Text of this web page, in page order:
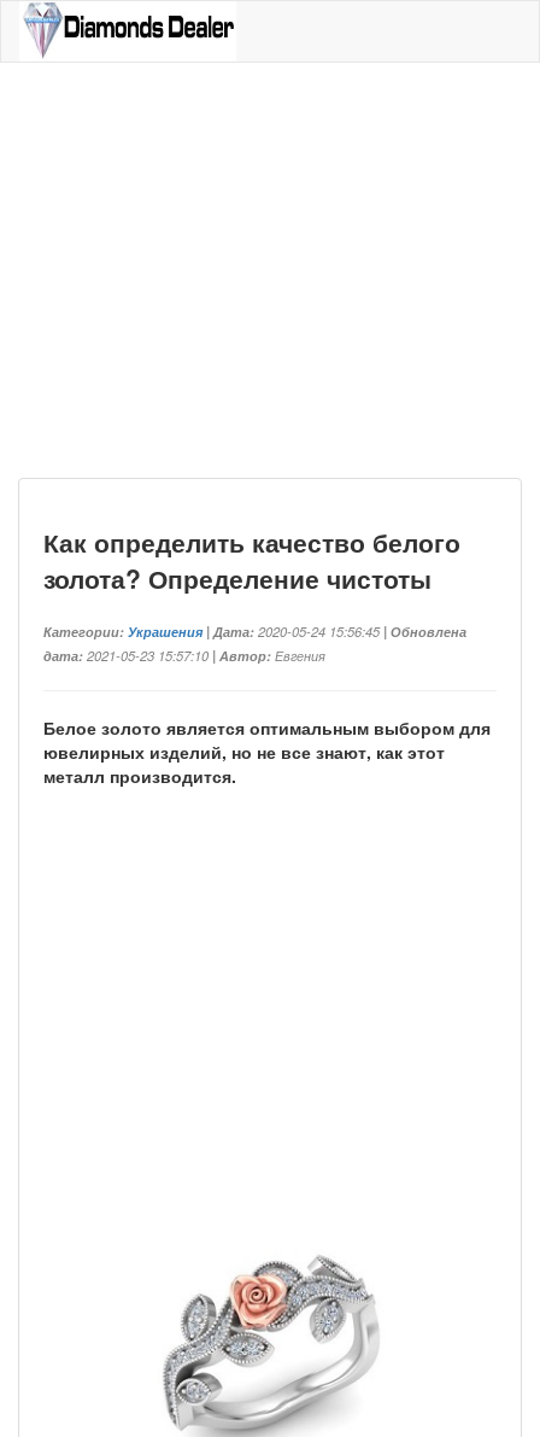
Как определить качество белого
золота? Определение чистоты
Категории:Украшения | Дата:2020-05-24 15:56:45| Обновлена
дата:2021-05-23 15:57:10 | Автор:Евгения
Белое золото является оптимальным выбором для
ювелирных изделий, но не все знают, как этот
металл производится.